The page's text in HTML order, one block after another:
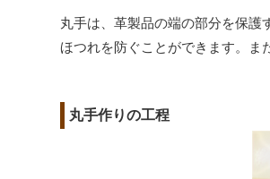
丸手は、革製品の端の部分を保護
ほつれを防ぐことができます。ま
丸手作りの工程